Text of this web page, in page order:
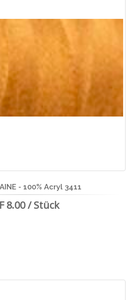
- 100% Acryl 3411
8.00 / Stück